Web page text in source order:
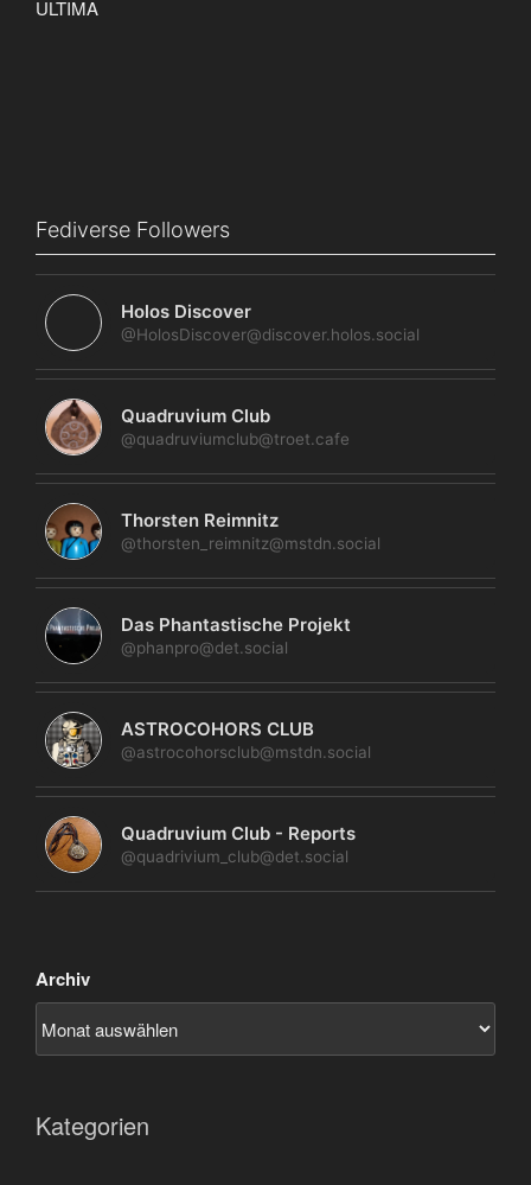
Fediverse Followers
Holos Discover
@HolosDiscover@discover.holos.social
Quadruvium Club
@quadruviumclub@troet.cafe
Thorsten Reimnitz
@thorsten_reimnitz@mstdn.social
Das Phantastische Projekt
@phanpro@det.social
ASTROCOHORS CLUB
@astrocohorsclub@mstdn.social
Quadruvium Club - Reports
@quadrivium_club@det.social
Archiv
Kategorien